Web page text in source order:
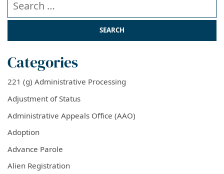
Categories
221 (g) Administrative Processing
Adjustment of Status
Administrative Appeals Office (AAO)
Adoption
Advance Parole
Alien Registration